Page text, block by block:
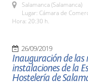
Salamanca (Salamanca)
Lugar: Cámara de
Hora: 20:30 h.
26/09/2019
Inauguración de las
instalaciones de la
Hostelería de